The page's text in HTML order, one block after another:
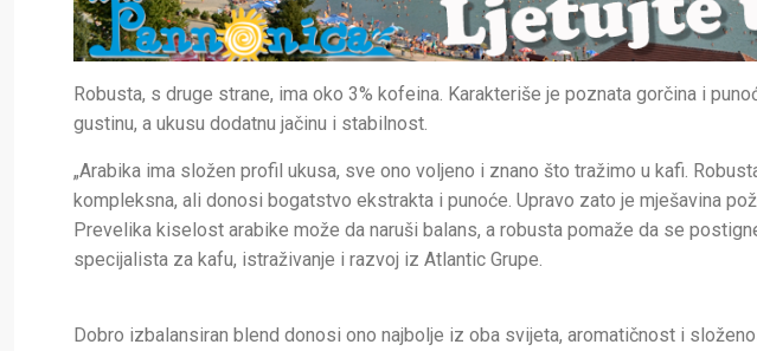
Robusta, s druge strane, ima oko 3% kofeina. Karakteriše je poznata gorčina i
gustinu, a ukusu dodatnu jačinu i stabilnost.
„Arabika ima složen profil ukusa, sve ono voljeno i znano što tražimo u kafi.
kompleksna, ali donosi bogatstvo ekstrakta i punoće. Upravo zato je mješavina
Prevelika kiselost arabike može da naruši balans, a robusta pomaže da se
specijalista za kafu, istraživanje i razvoj iz Atlantic Grupe.
Dobro izbalansiran blend donosi ono najbolje iz oba svijeta, aromatičnost i